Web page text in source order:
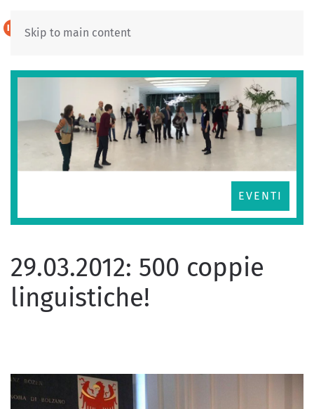
Skip to main content
IT DE
EVENTI
29.03.2012: 500 coppie
linguistiche!